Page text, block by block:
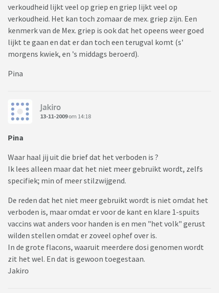
verkoudheid lijkt veel op griep en griep lijkt veel op
verkoudheid. Het kan toch zomaar de mex. griep zijn. Een
kenmerk van de Mex. griep is ook dat het opeens weer goed
lijkt te gaan en dat er dan toch een terugval komt (s'
morgens kwiek, en 's middags beroerd).
Pina
Jakiro
13-11-2009om 14:18
Pina
Waar haal jij uit die brief dat het verboden is ?
Ik lees alleen maar dat het niet meer gebruikt wordt, zelfs
specifiek; min of meer stilzwijgend.
De reden dat het niet meer gebruikt wordt is niet omdat het
verboden is, maar omdat er voor de kant en klare 1-spuits
vaccins wat anders voor handen is en men "het volk" gerust
wilden stellen omdat er zoveel ophef over is.
In de grote flacons, waaruit meerdere dosi genomen wordt
zit het wel. En dat is gewoon toegestaan.
Jakiro